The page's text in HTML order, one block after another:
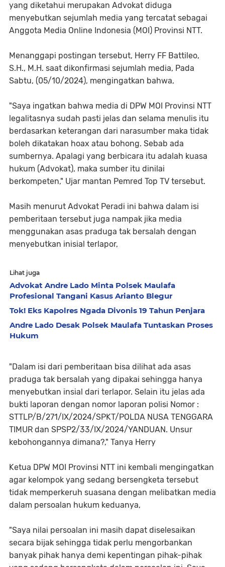
yang diketahui merupakan Advokat diduga
menyebutkan sejumlah media yang tercatat sebagai
Anggota Media Online Indonesia (MOI) Provinsi NTT.
Menanggapi postingan tersebut, Herry FF Battileo,
S.H., M.H. saat dikonfirmasi sejumlah media, Pada
Sabtu, (05/10/2024), mengingatkan bahwa,
"Saya ingatkan bahwa media di DPW MOI Provinsi NTT
legalitasnya sudah pasti jelas dan selama menulis itu
berdasarkan keterangan dari narasumber maka tidak
boleh dikatakan hoax atau bohong. Sebab ada
sumbernya. Apalagi yang berbicara itu adalah kuasa
hukum (Advokat), maka sumber itu dinilai
berkompeten," Ujar mantan Pemred Top TV tersebut.
Masih menurut Advokat Peradi ini bahwa dalam isi
pemberitaan tersebut juga nampak jika media
menggunakan asas praduga tak bersalah dengan
menyebutkan inisial terlapor,
Lihat juga
Advokat Andre Lado Minta Polsek Maulafa
Profesional Tangani Kasus Arianto Blegur
Tok! Eks Kapolres Ngada Divonis 19 Tahun Penjara
Andre Lado Desak Polsek Maulafa Tuntaskan Proses
Hukum
"Dalam isi dari pemberitaan bisa dilihat ada asas
praduga tak bersalah yang dipakai sehingga hanya
menyebutkan insial dari terlapor. Selain itu jelas ada
bukti laporan dengan nomor laporan polisi Nomor :
STTLP/B/271/IX/2024/SPKT/POLDA NUSA TENGGARA
TIMUR dan SPSP2/33/IX/2024/YANDUAN. Unsur
kebohongannya dimana?," Tanya Herry
Ketua DPW MOI Provinsi NTT ini kembali mengingatkan
agar kelompok yang sedang bersengketa tersebut
tidak memperkeruh suasana dengan melibatkan media
dalam persoalan hukum keduanya,
"Saya nilai persoalan ini masih dapat diselesaikan
secara bijak sehingga tidak perlu mengorbankan
banyak pihak hanya demi kepentingan pihak-pihak